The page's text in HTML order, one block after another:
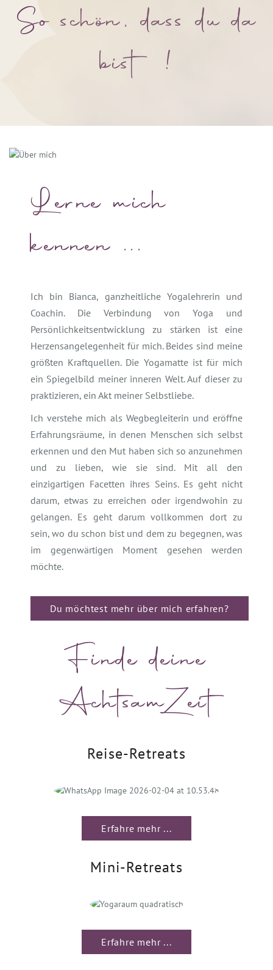
So schön, dass du da
bist !
Lerne mich
kennen ...
Ich bin Bianca, ganzheitliche Yogalehrerin und
Coachin. Die Verbindung von Yoga und
Persönlichkeitsentwicklung zu stärken ist eine
Herzensangelegenheit für mich. Beides sind meine
größten Kraftquellen. Die Yogamatte ist für mich
ein Spiegelbild meiner inneren Welt. Auf dieser zu
praktizieren, ein Akt meiner Selbstliebe.
Ich verstehe mich als Wegbegleiterin und eröffne
Erfahrungsräume, in denen Menschen sich selbst
erkennen und den Mut haben sich so anzunehmen
und zu lieben, wie sie sind. Mit all den
einzigartigen Facetten ihres Seins. Es geht nicht
darum, etwas zu erreichen oder irgendwohin zu
gelangen. Es geht darum vollkommen dort zu
sein, wo du schon bist und dem zu begegnen, was
im gegenwärtigen Moment gesehen werden
möchte.
Du möchtest mehr über mich erfahren?
Finde deine
AchtsamZeit
Reise-Retreats
Erfahre mehr ...
Mini-Retreats
Erfahre mehr ...